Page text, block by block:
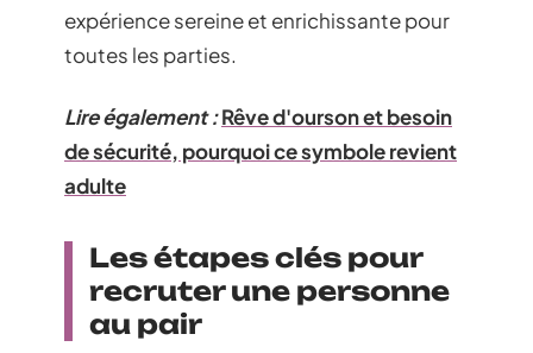
expérience sereine et enrichissante pour
toutes les parties.
Lire également :Rêve d'ourson et besoin
de sécurité, pourquoi ce symbole revient
adulte
Les étapes clés pour
recruter une personne
au pair